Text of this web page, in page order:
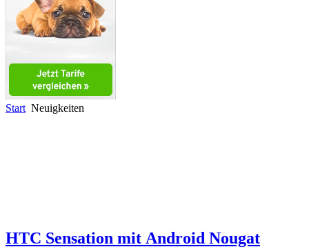
Start Neuigkeiten
HTC Sensation mit Android Nougat